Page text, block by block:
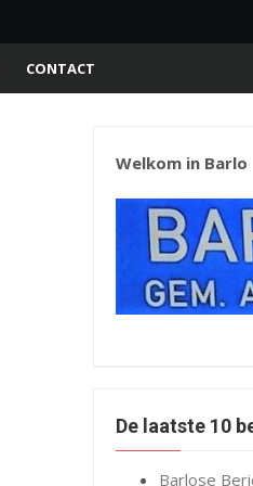
CONTACT
Welkom in Barlo
De laatste 10
Barlose